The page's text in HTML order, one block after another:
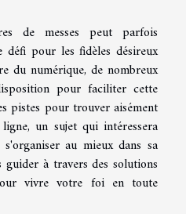
de messes peut parfois
pour les fidèles désireux
du numérique, de nombreux
pour faciliter cette
pistes pour trouver aisément
un sujet qui intéressera
au mieux dans sa
à travers des solutions
vivre votre foi en toute